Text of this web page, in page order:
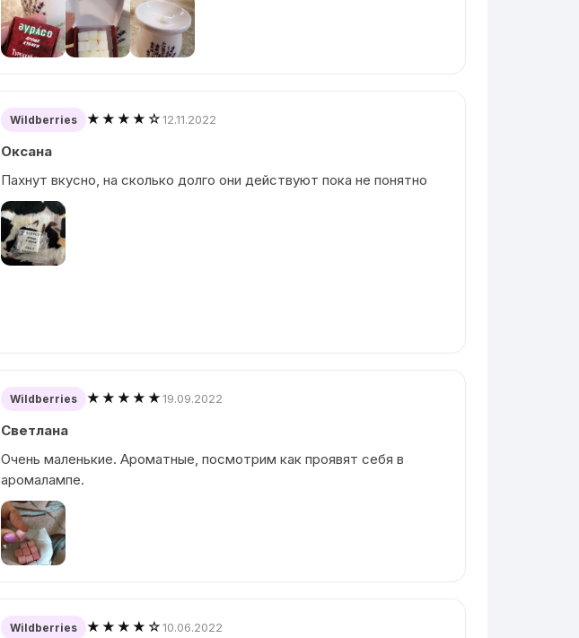
Wildberries ★★★★☆12.11.2022
Оксана
Пахнут вкусно, на сколько долго они действуют пока не понятно
Wildberries ★★★★★19.09.2022
Светлана
Очень маленькие. Ароматные, посмотрим как проявят себя в
аромалампе.
Wildberries ★★★★☆10.06.2022